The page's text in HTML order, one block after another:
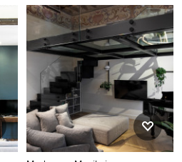
Mittelgroßes,
Fernseherloses, Offenes
Klassisches Musikzimmer mit
Kamin, braunem Boden,
weißer Wandfarbe, hellem
Holzboden und
Kaminumrandung aus Stein
in Paris